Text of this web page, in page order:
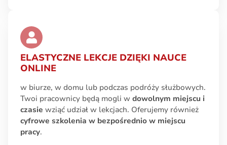
ELASTYCZNE LEKCJE DZIĘKI NAUCE
ONLINE
w biurze, w domu lub podczas podróży służbowych.
Twoi pracownicy będą mogli w dowolnym miejscu i
czasie wziąć udział w lekcjach. Oferujemy również
cyfrowe szkolenia w bezpośrednio w miejscu
pracy.